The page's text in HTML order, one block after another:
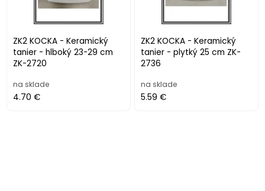
ZK2 KOCKA - Keramický
tanier - hlboký 23-29 cm
ZK-2720
na sklade
4.70 €
ZK2 KOCKA - Keramický
tanier - plytký 25 cm ZK-
2736
na sklade
5.59 €